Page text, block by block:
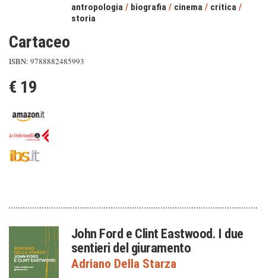
antropologia / biografia / cinema / critica /
storia
Cartaceo
ISBN: 9788882485993
€ 19
John Ford e Clint Eastwood. I due
sentieri del giuramento
Adriano Della Starza